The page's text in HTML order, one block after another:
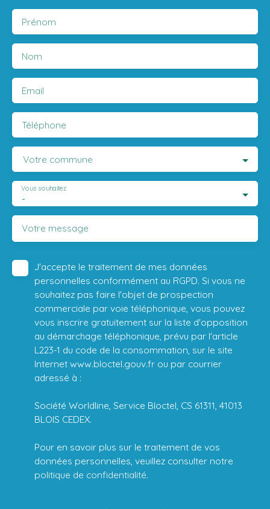
Prénom
Nom
Email
Téléphone
Votre commune
-
Vous souhaitez
Votre message
J'accepte le traitement de mes données
personnelles conformément au RGPD. Si vous ne
souhaitez pas faire l'objet de prospection
commerciale par voie téléphonique, vous pouvez
vous inscrire gratuitement sur la liste d'opposition
au démarchage téléphonique, prévu par l'article
L223-1 du code de la consommation, sur le site
Internet www.bloctel.gouv.fr ou par courrier
adressé à :
Société Worldline, Service Bloctel, CS 61311, 41013
BLOIS CEDEX.
Pour en savoir plus sur le traitement de vos
données personnelles, veuillez consulter notre
politique de confidentialité.